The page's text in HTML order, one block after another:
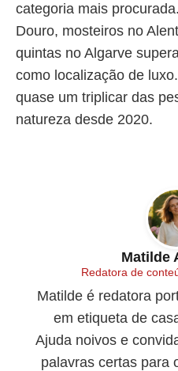
categoria mais
Douro, mosteiros no
quintas no Algarve
como localização de
quase um triplicar das
natureza desde 2020.
Matilde
Redatora de
Matilde é redatora
em etiqueta de
Ajuda noivos e
palavras certas para